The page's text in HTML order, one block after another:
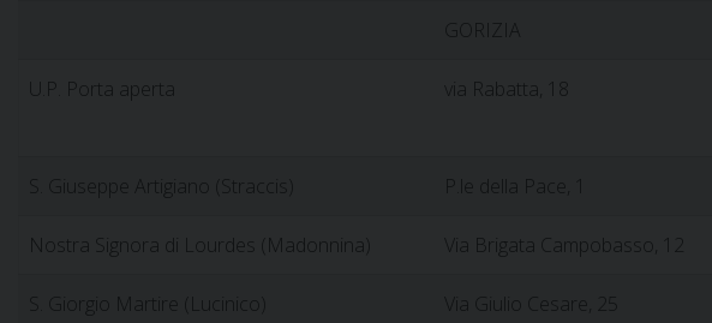
GORIZIA
U.P. Porta aperta via Rabatta, 18
S. Giuseppe Artigiano (Straccis) P.le della Pace, 1
Nostra Signora di Lourdes (Madonnina) Via Brigata Campobasso, 12
S. Giorgio Martire (Lucinico) Via Giulio Cesare, 25